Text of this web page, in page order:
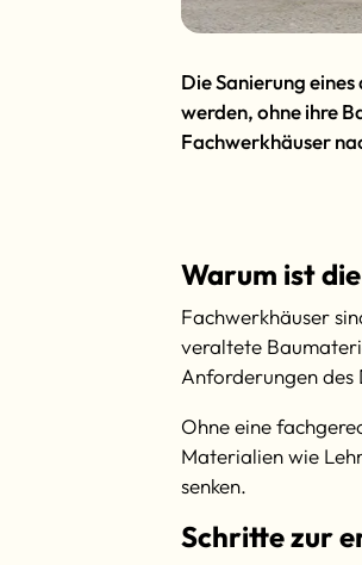
Die Sanierung
werden, ohne ihre
Fachwerkhäuser
Warum ist
Fachwerkhäuser
veraltete
Anforderungen des
Ohne eine
Materialien wie
senken.
Schritte zur